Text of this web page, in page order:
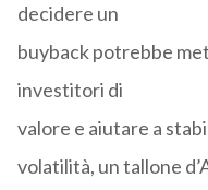
decidere un
buyback potrebbe
investitori di
valore e aiutare a
volatilità, un tallone